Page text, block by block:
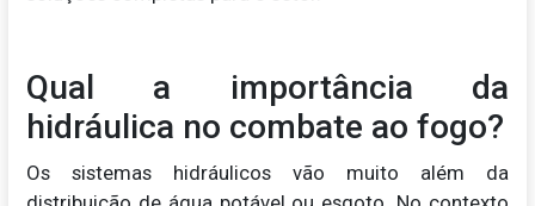
Qual a importância da
hidráulica no combate ao fogo?
Os sistemas hidráulicos vão muito além da